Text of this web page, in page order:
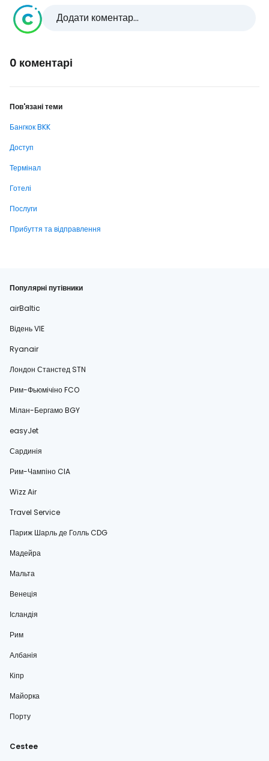
Додати коментар...
0 коментарі
Пов'язані теми
Бангкок BKK
Доступ
Термінал
Готелі
Послуги
Прибуття та відправлення
Популярні путівники
airBaltic
Відень VIE
Ryanair
Лондон Станстед STN
Рим-Фьюмічіно FCO
Мілан-Бергамо BGY
easyJet
Сардинія
Рим-Чампіно CIA
Wizz Air
Travel Service
Париж Шарль де Голль CDG
Мадейра
Мальта
Венеція
Ісландія
Рим
Албанія
Кіпр
Майорка
Порту
Cestee